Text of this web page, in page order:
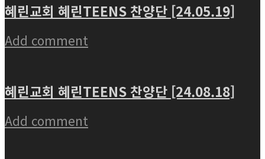
혜린교회 혜린TEENS 찬양단 [24.05.19]
Add comment
혜린교회 혜린TEENS 찬양단 [24.08.18]
Add comment